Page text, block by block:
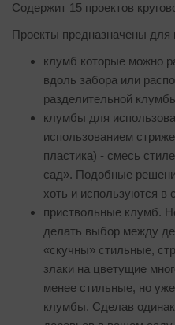
Cодержит 15 проектов
Проекты предназначены для
клумб которые можно
вдоль забора или
разделительной
клумбы для
использованием
пластика) - смесь
сад». Подобные
хоть и используются в
приствольные клумб.
делать выбор между
«скучны» стильные,
злаки на цветущие
менее стильные, но
клумбы. Сделав